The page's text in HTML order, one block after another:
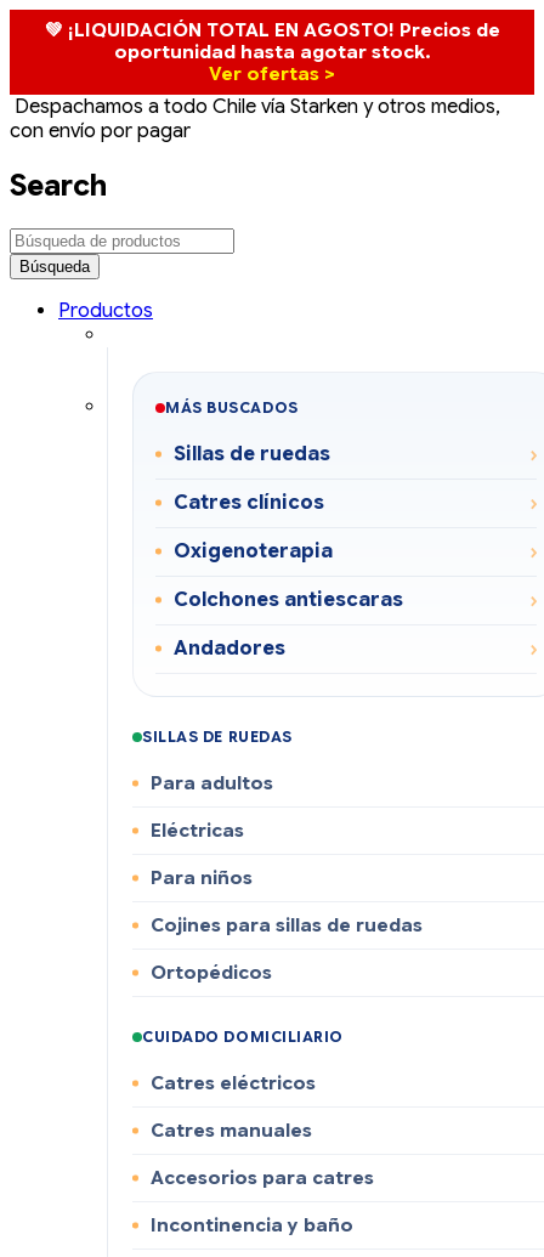
💚 ¡LIQUIDACIÓN TOTAL EN AGOSTO! Precios de
oportunidad hasta agotar stock.
Ver ofertas >
Despachamos a todo Chile vía Starken y otros medios,
con envío por pagar
Search
Productos
MÁS BUSCADOS
Sillas de ruedas
Catres clínicos
Oxigenoterapia
Colchones antiescaras
Andadores
SILLAS DE RUEDAS
Para adultos
Eléctricas
Para niños
Cojines para sillas de ruedas
Ortopédicos
CUIDADO DOMICILIARIO
Catres eléctricos
Catres manuales
Accesorios para catres
Incontinencia y baño